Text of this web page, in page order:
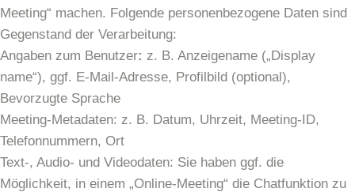
Meeting“ machen. Folgende personenbezogene Daten sind
Gegenstand der Verarbeitung:
Angaben zum Benutzer: z. B. Anzeigename („Display
name“), ggf. E-Mail-Adresse, Profilbild (optional),
Bevorzugte Sprache
Meeting-Metadaten: z. B. Datum, Uhrzeit, Meeting-ID,
Telefonnummern, Ort
Text-, Audio- und Videodaten: Sie haben ggf. die
Möglichkeit, in einem „Online-Meeting“ die Chatfunktion zu